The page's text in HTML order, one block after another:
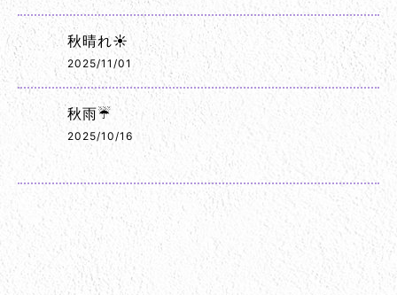
秋晴れ☀️
2025/11/01
秋雨☔
2025/10/16